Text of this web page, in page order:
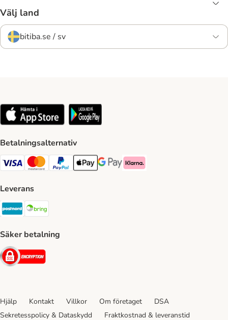
Välj land
bitiba.se / sv
Betalningsalternativ
VISA Payment Method
Mastercard Payment Method
Paypal Payment Method
Apple Pay Payment Method
Google Pay Payment Method
Klarna Payment Method
Leverans
Postnord Shipping Method
Säker betalning
Security
Hjälp Kontakt Villkor Om företaget
DSA
Sekretesspolicy & Dataskydd
Fraktkostnad & leveranstid